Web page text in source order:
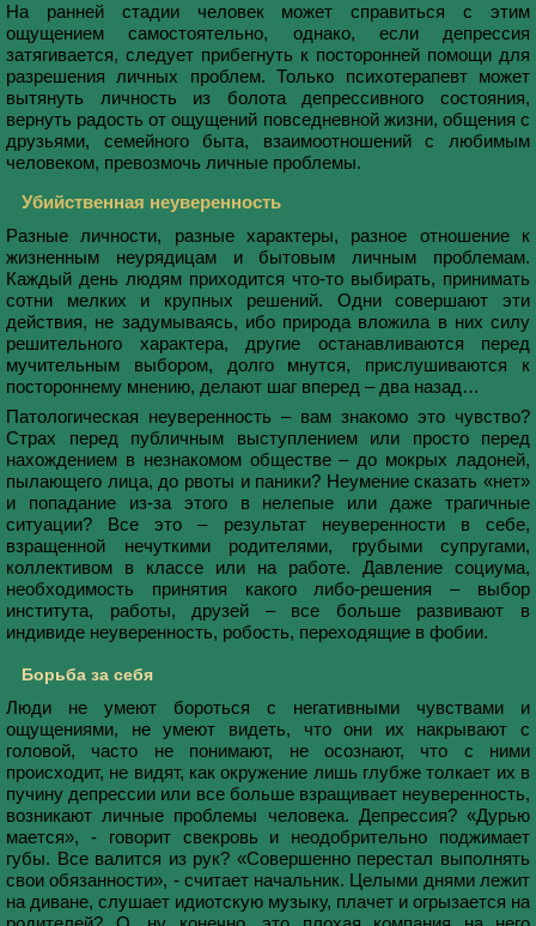
На ранней стадии человек может справиться с этим
ощущением самостоятельно, однако, если депрессия
затягивается, следует прибегнуть к посторонней помощи для
разрешения личных проблем. Только психотерапевт может
вытянуть личность из болота депрессивного состояния,
вернуть радость от ощущений повседневной жизни, общения с
друзьями, семейного быта, взаимоотношений с любимым
человеком, превозмочь личные проблемы.
Убийственная неуверенность
Разные личности, разные характеры, разное отношение к
жизненным неурядицам и бытовым личным проблемам.
Каждый день людям приходится что-то выбирать, принимать
сотни мелких и крупных решений. Одни совершают эти
действия, не задумываясь, ибо природа вложила в них силу
решительного характера, другие останавливаются перед
мучительным выбором, долго мнутся, прислушиваются к
постороннему мнению, делают шаг вперед – два назад…
Патологическая неуверенность – вам знакомо это чувство?
Страх перед публичным выступлением или просто перед
нахождением в незнакомом обществе – до мокрых ладоней,
пылающего лица, до рвоты и паники? Неумение сказать «нет»
и попадание из-за этого в нелепые или даже трагичные
ситуации? Все это – результат неуверенности в себе,
взращенной нечуткими родителями, грубыми супругами,
коллективом в классе или на работе. Давление социума,
необходимость принятия какого либо-решения – выбор
института, работы, друзей – все больше развивают в
индивиде неуверенность, робость, переходящие в фобии.
Борьба за себя
Люди не умеют бороться с негативными чувствами и
ощущениями, не умеют видеть, что они их накрывают с
головой, часто не понимают, не осознают, что с ними
происходит, не видят, как окружение лишь глубже толкает их в
пучину депрессии или все больше взращивает неуверенность,
возникают личные проблемы человека. Депрессия? «Дурью
мается», - говорит свекровь и неодобрительно поджимает
губы. Все валится из рук? «Совершенно перестал выполнять
свои обязанности», - считает начальник. Целыми днями лежит
на диване, слушает идиотскую музыку, плачет и огрызается на